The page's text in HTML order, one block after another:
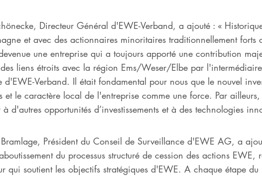
Directeur Général d'EWE-Verband, a ajouté : «
et avec des actionnaires minoritaires traditionnellement forts
une entreprise qui a toujours apporté une contribution
liens étroits avec la région Ems/Weser/Elbe par
d'EWE-Verband. Il était fondamental pour nous que le nouvel
et le caractère local de l'entreprise comme une force. Par ailleurs,
à d'autres opportunités d’investissements et à des technologies
Président du Conseil de Surveillance d'EWE AG, a
du processus structuré de cession des actions
qui soutient les objectifs stratégiques d'EWE. A chaque étape